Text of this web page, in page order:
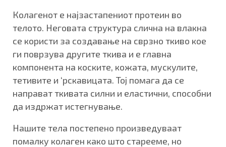
Колагенот е најзастапениот протеин во
телото. Неговата структура слична на влакна
се користи за создавање на сврзно ткиво кое
ги поврзува другите ткива и е главна
компонента на коските, кожата, мускулите,
тетивите и ‘рскавицата. Тој помага да се
направат ткивата силни и еластични, способни
да издржат истегнување.
Нашите тела постепено произведуваат
помалку колаген како што старееме, но